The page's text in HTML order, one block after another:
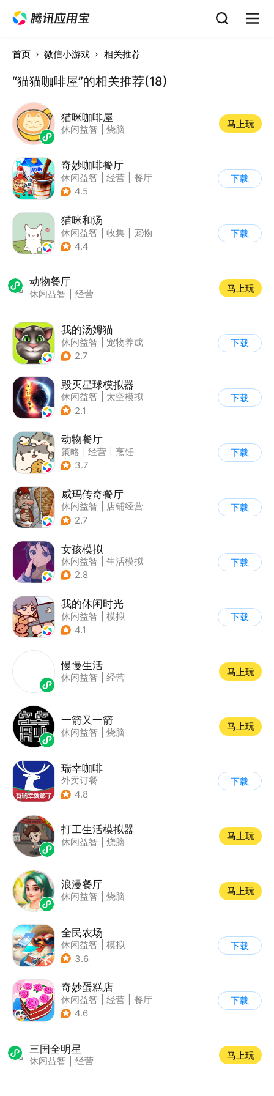
首页 微信小游戏 相关推荐
“猫猫咖啡屋”的相关推荐(18)
猫咪咖啡屋
休闲益智 烧脑
马上玩
奇妙咖啡餐厅
休闲益智 经营
餐厅
| 宝宝巴士
4.5
下载
猫咪和汤
休闲益智 收集
宠物
| 治愈
4.4
下载
动物餐厅
休闲益智 经营
马上玩
我的汤姆猫
休闲益智
宠物养成
| 汤姆猫
2.7
下载
毁灭星球模拟器
休闲益智
太空模拟
| 太空
2.1
下载
动物餐厅
策略 经营
烹饪
| 宠物
3.7
下载
威玛传奇餐厅
休闲益智
店铺经营
| 美食
2.7
下载
女孩模拟
休闲益智
生活模拟
| 校园
2.8
下载
我的休闲时光
休闲益智
模拟
4.1
下载
慢慢生活
休闲益智 经营
马上玩
一箭又一箭
休闲益智 烧脑
马上玩
瑞幸咖啡
外卖订餐
4.8
下载
打工生活模拟器
休闲益智 烧脑
马上玩
浪漫餐厅
休闲益智 烧脑
马上玩
全民农场
休闲益智
模拟
| 田园生活
3.6
下载
奇妙蛋糕店
休闲益智 经营
餐厅
| 宝宝巴士
4.6
下载
三国全明星
休闲益智 经营
马上玩